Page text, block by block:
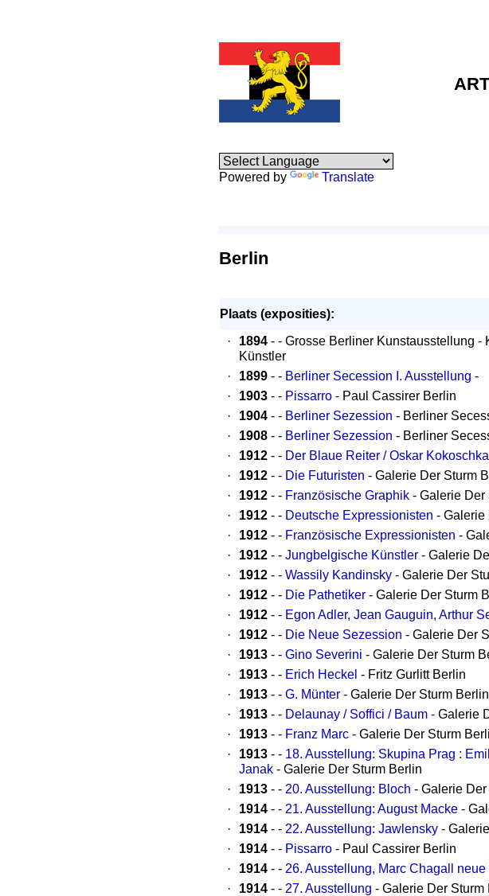
Powered by Translate
Berlin
Plaats (exposities):
·
1894 - - Grosse Berliner Kunstausstellung
Künstler
·
1899 - - Berliner Secession I. Ausstellung -
·
1903 - - Pissarro - Paul Cassirer Berlin
·
1904 - - Berliner Sezession - Berliner
·
1908 - - Berliner Sezession - Berliner
·
1912 - - Der Blaue Reiter / Oskar Kokoschka
·
1912 - - Die Futuristen - Galerie Der Sturm
·
1912 - - Französische Graphik - Galerie Der
·
1912 - - Deutsche Expressionisten - Galerie
·
1912 - - Französische Expressionisten -
·
1912 - - Jungbelgische Künstler - Galerie
·
1912 - - Wassily Kandinsky - Galerie Der
·
1912 - - Die Pathetiker - Galerie Der Sturm
·
1912 - - Egon Adler, Jean Gauguin, Arthur
·
1912 - - Die Neue Sezession - Galerie Der
·
1913 - - Gino Severini - Galerie Der Sturm
·
1913 - - Erich Heckel - Fritz Gurlitt Berlin
·
1913 - - G. Münter - Galerie Der Sturm Berlin
·
1913 - - Delaunay / Soffici / Baum - Galerie
·
1913 - - Franz Marc - Galerie Der Sturm
·
1913 - - 18. Ausstellung: Skupina Prag :
Janak - Galerie Der Sturm Berlin
·
1913 - - 20. Ausstellung: Bloch - Galerie
·
1914 - - 21. Ausstellung: August Macke -
·
1914 - - 22. Ausstellung: Jawlensky -
·
1914 - - Pissarro - Paul Cassirer Berlin
·
1914 - - 26. Ausstellung, Marc Chagall
·
1914 - - 27. Ausstellung - Galerie Der Sturm